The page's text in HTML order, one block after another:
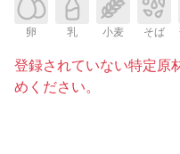
卵 乳 小麦 そば
登録されていない特定原
めください。